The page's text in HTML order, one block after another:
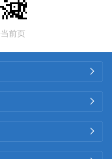
前页


